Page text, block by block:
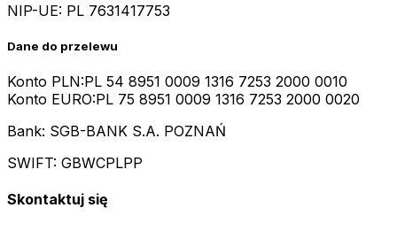
NIP-UE: PL 7631417753
Dane do przelewu
Konto PLN:PL 54 8951 0009 1316 7253 2000 0010
Konto EURO:PL 75 8951 0009 1316 7253 2000 0020
Bank: SGB-BANK S.A. POZNAŃ
SWIFT: GBWCPLPP
Skontaktuj się